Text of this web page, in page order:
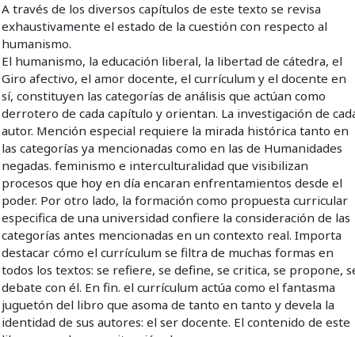
A través de los diversos capítulos de este texto se revisa
exhaustivamente el estado de la cuestión con respecto al
humanismo.
El humanismo, la educación liberal, la libertad de cátedra, el
Giro afectivo, el amor docente, el currículum y el docente en
sí, constituyen las categorías de análisis que actúan como
derrotero de cada capítulo y orientan. La investigación de
autor. Mención especial requiere la mirada histórica tanto en
las categorías ya mencionadas como en las de Humanidades
negadas. feminismo e interculturalidad que visibilizan
procesos que hoy en día encaran enfrentamientos desde el
poder. Por otro lado, la formación como propuesta curricular
especifica de una universidad confiere la consideración de las
categorías antes mencionadas en un contexto real. Importa
destacar cómo el currículum se filtra de muchas formas en
todos los textos: se refiere, se define, se critica, se propone,
debate con él. En fin. el currículum actúa como el fantasma
juguetón del libro que asoma de tanto en tanto y devela la
identidad de sus autores: el ser docente. El contenido de este